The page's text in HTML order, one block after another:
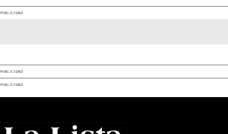
PUBLICIDAD
PUBLICIDAD
PUBLICIDAD